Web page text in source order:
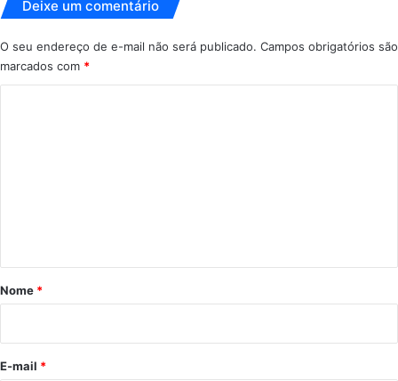
Deixe um comentário
O seu endereço de e-mail não será publicado. Campos obrigatórios são
marcados com *
r
*
Nome *
E-mail *